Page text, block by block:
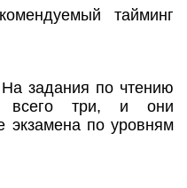
тайминг
задания по чтению
всего три, и они
экзамена по уровням